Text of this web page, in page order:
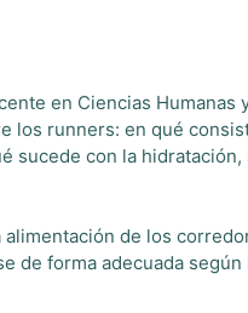
en Ciencias Humanas
runners: en qué
sucede con la
de los
de forma adecuada